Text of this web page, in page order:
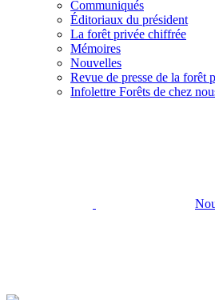
Communiqués
Éditoriaux du président
La forêt privée chiffrée
Mémoires
Nouvelles
Revue de presse de la forêt
Infolettre Forêts de chez